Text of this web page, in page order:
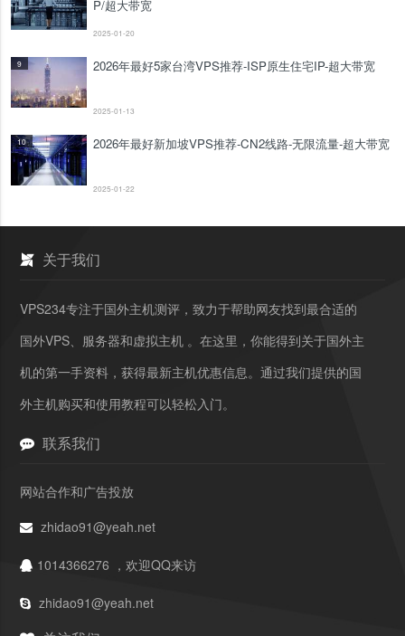
P/超大带宽
2025-01-20
9 2026年最好5家台湾VPS推荐-ISP原生住宅IP-超大带宽
2025-01-13
10 2026年最好新加坡VPS推荐-CN2线路-无限流量-超大带宽
2025-01-22
关于我们
VPS234专注于国外主机测评，致力于帮助网友找到最合适的
国外VPS、服务器和虚拟主机 。在这里，你能得到关于国外主
机的第一手资料，获得最新主机优惠信息。通过我们提供的国
外主机购买和使用教程可以轻松入门。
联系我们
网站合作和广告投放
zhidao91@yeah.net
1014366276 ，欢迎QQ来访
zhidao91@yeah.net